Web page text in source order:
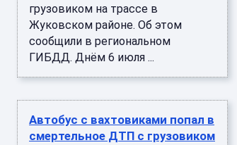
грузовиком на трассе в
Жуковском районе. Об этом
сообщили в региональном
ГИБДД. Днём 6 июля ...
Автобус с вахтовиками попал в
смертельное ДТП с грузовиком